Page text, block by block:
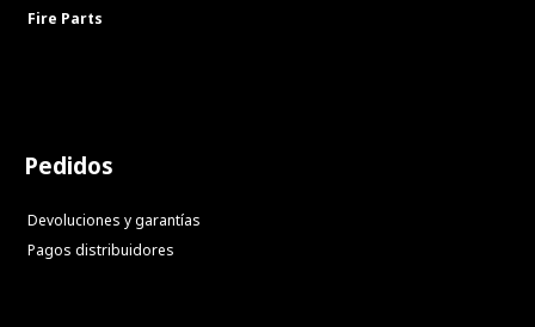
Fire Parts
Pedidos
Devoluciones y garantías
Pagos distribuidores